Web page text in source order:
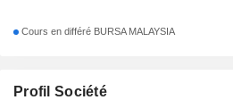
Profil Société
Cours en différé BURSA MALAYSIA